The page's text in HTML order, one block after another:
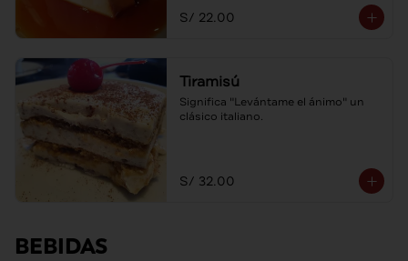
S/ 22.00
Tiramisú
Significa "Levántame el ánimo" un
clásico italiano.
S/ 32.00
BEBIDAS